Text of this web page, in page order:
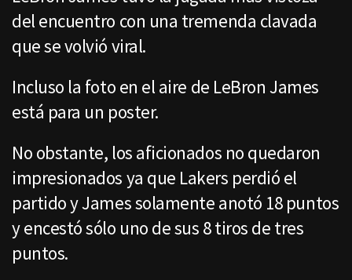
del encuentro con una tremenda clavada
que se volvió viral.
Incluso la foto en el aire de LeBron James
está para un poster.
No obstante, los aficionados no quedaron
impresionados ya que Lakers perdió el
partido y James solamente anotó 18 puntos
y encestó sólo uno de sus 8 tiros de tres
puntos.